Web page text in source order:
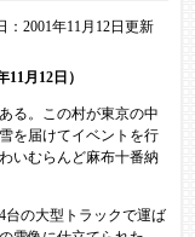
2001年11月12日更新
11月12日）
る。この村が東京の中
を届けてイベントを行
いむらんど麻布十番納
台の大型トラックで運ば